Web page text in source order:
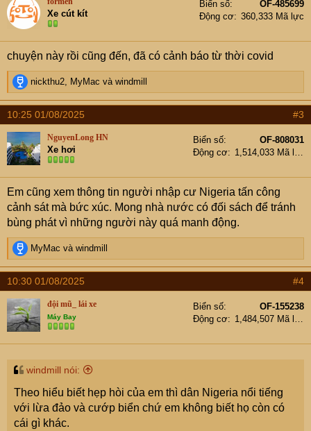
i
o
s
:
Xe cút kít
Biển số
OF-485699
Động cơ
360,333 Mã lực
chuyện này rồi cũng đến, đã có cảnh báo từ thời covid
R
e
a
c
t
i
o
n
s
:
nickthu2 MyMac và windmill
10:25 01/08/2025 #3
NguyenLong HN
Xe hơi
Biển số
OF-808031
Động cơ
Em cũng xem thông tin người nhập cư Nigeria tấn công
cảnh sát mà bức xúc. Mong nhà nước có đối sách để tránh
bùng phát vì những người này quá manh động.
R
e
a
c
t
i
o
n
s
MyMac và windmill
10:30 01/08/2025 #4
đội mũ_ lái xe
Máy Bay
Biển số
OF-155238
Động cơ
windmill nói:
Theo hiểu biết hẹp hòi của em thì dân Nigeria nổi tiếng
với lừa đảo và cướp biển chứ em không biết họ còn có
cái gì khác.